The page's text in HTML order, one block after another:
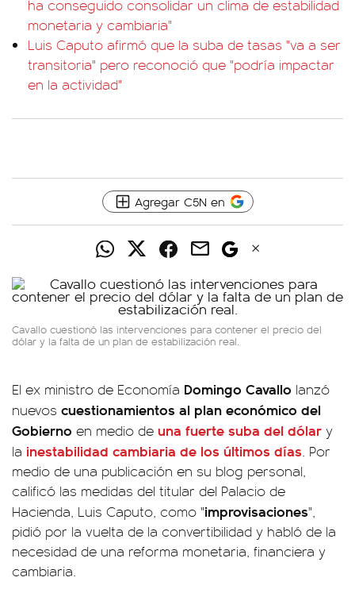
ha conseguido consolidar un clima de estabilidad
monetaria y cambiaria"
Luis Caputo afirmó que la suba de tasas "va a ser
transitoria" pero reconoció que "podría impactar
en la actividad"
Agregar C5N en
Cavallo cuestionó las intervenciones para contener el precio del
dólar y la falta de un plan de estabilización real.
El ex ministro de Economía Domingo Cavallo lanzó
nuevos cuestionamientos al plan económico del
Gobierno en medio de una fuerte suba del dólar y
la inestabilidad cambiaria de los últimos días. Por
medio de una publicación en su blog personal,
calificó las medidas del titular del Palacio de
Hacienda, Luis Caputo, como "improvisaciones",
pidió por la vuelta de la convertibilidad y habló de la
necesidad de una reforma monetaria, financiera y
cambiaria.